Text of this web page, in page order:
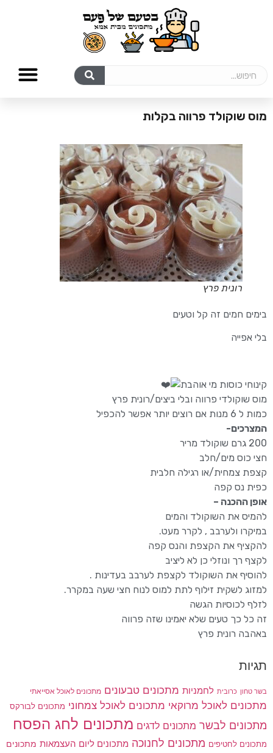
מוס שוקולד פרווה בקלות
רונית פרץ
בימים חמים זה קל וטעים
בלי אפייה
קינוחי כוסות מי אוהבת
מוס שוקולדי פרווה ובלי ביצים/רונית פרץ
כמות ל 6 מנות אם רוצים יותר אפשר להכפיל
המצרכים-
200 גרם שוקולד מריר
חצי כוס מים/חלב
קצפת צמחית/או רגילה חלבית
כפית נס קפה
אופן ההכנה –
להמיס את השוקולד והמים
במיקרו ולערבב , לקרר מעט.
להקציף את הקצפת והנס קפה
לקצף רך ונוזלי כן לא ליציב
להוסיף את השוקולד לקצפת לערבב בעדינות .
למזוג לשקית זילוף לתת למוס לנוח חצי שעה במקרר.
לזלף לכוסיות הגשה
זה כל כך טעים שלא יאמינו שזה פרווה
באהבה רונית פרץ
תגיות
בשר טחון כרובית לחמניות מתכונים טבעונים מתכונים לאוכל אסייאתי
מתכונים לאוכל מרוקאי מתכונים לאוכל צמחוני מתכונים לבורקס
מתכונים לבשר מתכונים לדגים מתכונים לחג הפסח
מתכונים לחטיפים מתכונים לחנוכה מתכונים ליום העצמאות מתכונים